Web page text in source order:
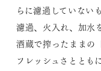
らに濾過していない
濾過、火入れ、加水
酒蔵で搾ったままの
フレッシュさととも